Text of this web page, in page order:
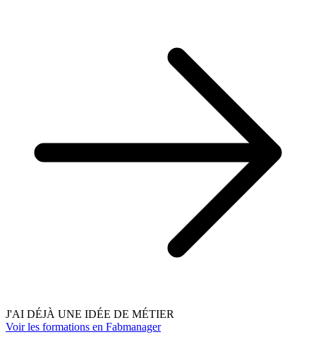
J'AI DÉJÀ UNE IDÉE DE MÉTIER
Voir les formations en Fabmanager